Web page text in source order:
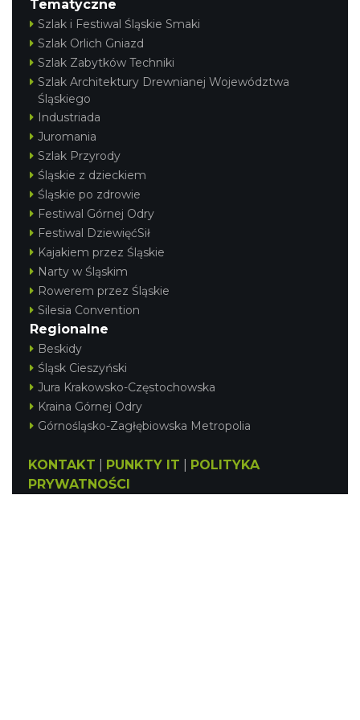
Tematyczne
Szlak i Festiwal Śląskie Smaki
Szlak Orlich Gniazd
Szlak Zabytków Techniki
Szlak Architektury Drewnianej Województwa
Śląskiego
Industriada
Juromania
Szlak Przyrody
Śląskie z dzieckiem
Śląskie po zdrowie
Festiwal Górnej Odry
Festiwal DziewięćSił
Kajakiem przez Śląskie
Narty w Śląskim
Rowerem przez Śląskie
Silesia Convention
Regionalne
Beskidy
Śląsk Cieszyński
Jura Krakowsko-Częstochowska
Kraina Górnej Odry
Górnośląsko-Zagłębiowska Metropolia
KONTAKT PUNKTY IT
POLITYKA
PRYWATNOŚCI